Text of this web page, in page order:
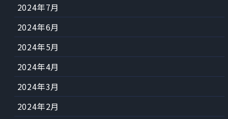
2024年7月
2024年6月
2024年5月
2024年4月
2024年3月
2024年2月